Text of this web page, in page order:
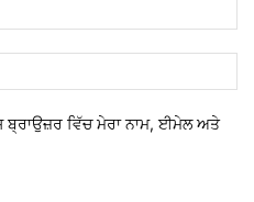
ਵਿੱਚ ਮੇਰਾ ਨਾਮ, ਈਮੇਲ ਅਤੇ